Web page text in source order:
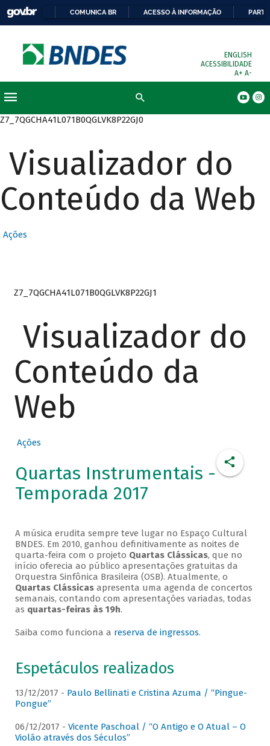
COMUNICA BR ACESSO À INFORMAÇÃO
ENGLISH
ACESSIBILIDADE
A+ A-
Z7_7QGCHA41L071B0QGLVK8P22GJ0
Visualizador do
Conteúdo da Web
Ações
Z7_7QGCHA41L071B0QGLVK8P22GJ1
Visualizador do
Conteúdo da
Web
Ações
Quartas Instrumentais -
Temporada 2017
A música erudita sempre teve lugar no Espaço Cultural
BNDES. Em 2010, ganhou definitivamente as noites de
quarta-feira com o projeto Quartas Clássicas, que no
início oferecia ao público apresentações gratuitas da
Orquestra Sinfônica Brasileira (OSB). Atualmente, o
Quartas Clássicasapresenta uma agenda de concertos
semanais, contando com apresentações variadas, todas
as quartas-feiras às 19h.
Saiba como funciona a reserva de ingressos.
Espetáculos realizados
13/12/2017 - Paulo Bellinati e Cristina Azuma / “Pingue-
Pongue”
06/12/2017 - Vicente Paschoal / “O Antigo e O Atual – O
Violão através dos Séculos”